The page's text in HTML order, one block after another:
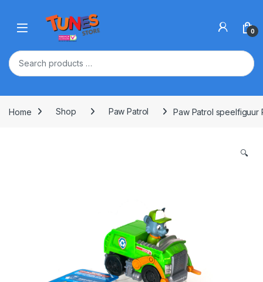
Open 0
Home Shop Paw Patrol Paw Patrol speelfiguur
🔍